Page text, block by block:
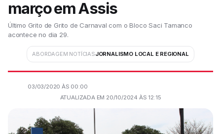
março em Assis
Último Grito de Grito de Carnaval com o Bloco Saci Tamanco
acontece no dia 29.
ABORDAGEM NOTÍCIASJORNALISMO LOCAL E REGIONAL
03/03/2020 ÀS 00:00
ATUALIZADA EM 20/10/2024 ÀS 12:15